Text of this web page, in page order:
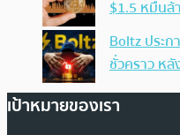
$1.5 หมื่นล้
Boltz ประก
ชั่วคราว หลั
เป้าหมายของเรา